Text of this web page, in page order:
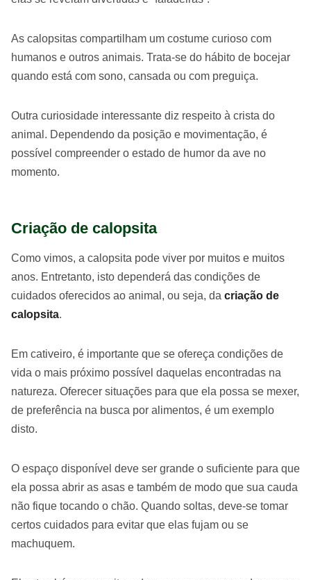
As calopsitas compartilham um costume curioso com
humanos e outros animais. Trata-se do hábito de bocejar
quando está com sono, cansada ou com preguiça.
Outra curiosidade interessante diz respeito à crista do
animal. Dependendo da posição e movimentação, é
possível compreender o estado de humor da ave no
momento.
Criação de calopsita
Como vimos, a calopsita pode viver por muitos e muitos
anos. Entretanto, isto dependerá das condições de
cuidados oferecidos ao animal, ou seja, da criação de
calopsita.
Em cativeiro, é importante que se ofereça condições de
vida o mais próximo possível daquelas encontradas na
natureza. Oferecer situações para que ela possa se mexer,
de preferência na busca por alimentos, é um exemplo
disto.
O espaço disponível deve ser grande o suficiente para que
ela possa abrir as asas e também de modo que sua cauda
não fique tocando o chão. Quando soltas, deve-se tomar
certos cuidados para evitar que elas fujam ou se
machuquem.